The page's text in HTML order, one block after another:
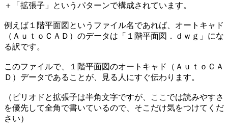
＋「拡張子」というパターンで構成されています。
例えば１階平面図というファイル名であれば、オートキャド
（ＡｕｔｏＣＡＤ）のデータは「１階平面図．ｄｗｇ」にな
る訳です。
このファイルで、１階平面図のオートキャド（ＡｕｔｏＣＡ
Ｄ）データであることが、見る人にすぐ伝わります。
（ピリオドと拡張子は半角文字ですが、ここでは読みやすさ
を優先して全角で書いているので、そこだけ気をつけてくだ
さい）